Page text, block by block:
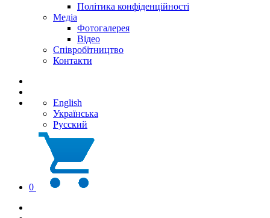
Політика конфіденційності
Медіа
Фотогалерея
Відео
Співробітництво
Контакти
English
Українська
Русский
0